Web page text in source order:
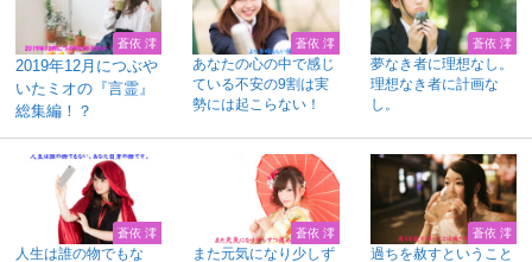
蒼依 澪
2019年12月につぶや
いたミオの『言霊』
総集編！？
蒼依 澪
あなたの心の中で感じ
ている不安の9割は実
勢には起こらない！
蒼依 澪
夢なき者に理想なし。
理想なき者に計画な
し。
蒼依 澪
人生は誰の物でもな
蒼依 澪
また元気になり少しず
蒼依 澪
過ちを赦すということ